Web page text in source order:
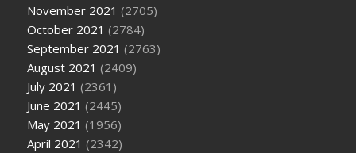
November 2021 (2705)
October 2021 (2784)
September 2021 (2763)
August 2021 (2409)
July 2021 (2361)
June 2021 (2445)
May 2021 (1956)
April 2021 (2342)